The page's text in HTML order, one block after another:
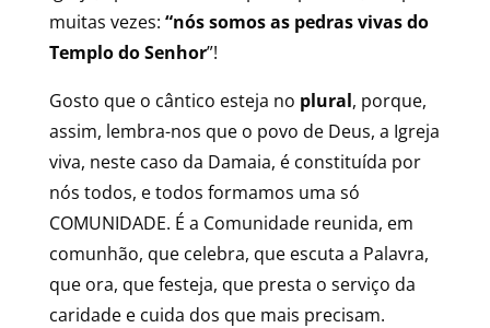
muitas vezes: “nós somos as pedras vivas do
Templo do Senhor”!
Gosto que o cântico esteja no plural, porque,
assim, lembra-nos que o povo de Deus, a Igreja
viva, neste caso da Damaia, é constituída por
nós todos, e todos formamos uma só
COMUNIDADE. É a Comunidade reunida, em
comunhão, que celebra, que escuta a Palavra,
que ora, que festeja, que presta o serviço da
caridade e cuida dos que mais precisam.